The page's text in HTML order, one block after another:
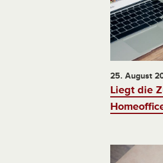
25. August
Liegt die